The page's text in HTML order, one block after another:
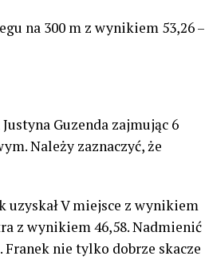
na 300 m z wynikiem 53,26 –
Guzenda zajmując 6
Należy zaznaczyć, że
V miejsce z wynikiem
z wynikiem 46,58. Nadmienić
nie tylko dobrze skacze